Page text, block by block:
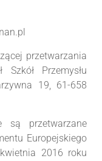
przetwarzania
Przemysłu
19, 61-658
są przetwarzane
Europejskiego
2016 roku